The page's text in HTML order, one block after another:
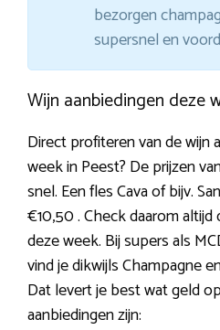
bezorgen
supersnel en
Wijn aanbiedingen deze
Direct profiteren van de wijn
week in Peest? De prijzen
snel. Een fles Cava of bijv.
€10,50 . Check daarom altijd
deze week. Bij supers als
vind je dikwijls Champagne
Dat levert je best wat geld
aanbiedingen zijn: